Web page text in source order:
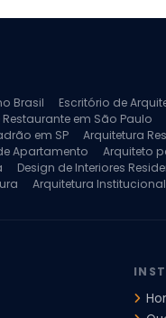
Brasil
Escritório de
em São Paulo
em SP
Arquitetura
Apartamento
Arquiteto
Design de Interiores
Arquitetura Institucional